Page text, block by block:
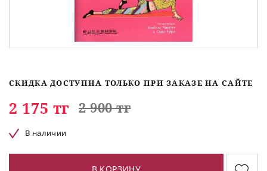
СКИДКА ДОСТУПНА ТОЛЬКО ПРИ ЗАКАЗЕ НА САЙТЕ
2 175 тг 2 900 тг
В наличии